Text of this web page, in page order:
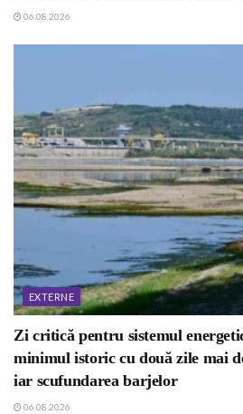
06.08.2026
EXTERNE
Zi critică pentru sistemul
minimul istoric cu două zile mai
iar scufundarea barjelor
06.08.2026